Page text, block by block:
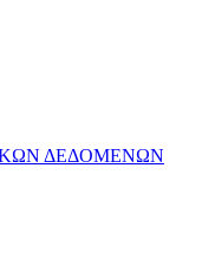
ΔΕΔΟΜΕΝΩΝ